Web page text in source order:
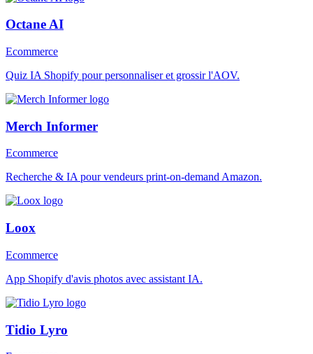
Octane AI
Ecommerce
Quiz IA Shopify pour personnaliser et grossir l'AOV.
Merch Informer
Ecommerce
Recherche & IA pour vendeurs print-on-demand Amazon.
Loox
Ecommerce
App Shopify d'avis photos avec assistant IA.
Tidio Lyro